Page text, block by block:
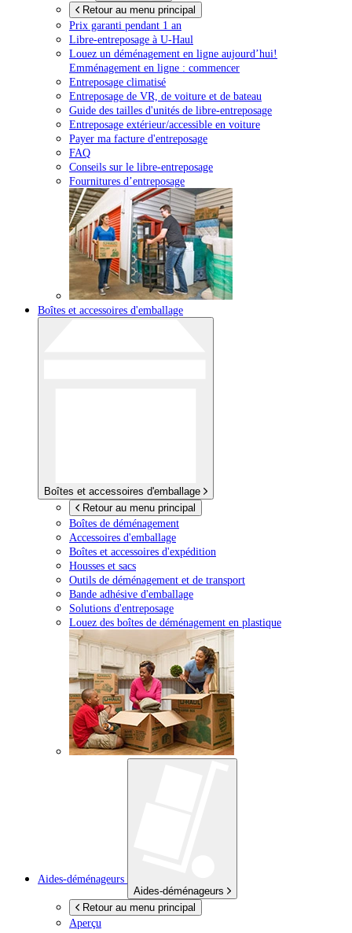
Retour au menu principal
Prix garanti pendant 1 an
Libre-entreposage à U-Haul
Louez un déménagement en ligne aujourd’hui!
Emménagement en ligne : commencer
Entreposage climatisé
Entreposage de VR, de voiture et de bateau
Guide des tailles d'unités de libre-entreposage
Entreposage extérieur/accessible en voiture
Payer ma facture d'entreposage
FAQ
Conseils sur le libre-entreposage
Fournitures d’entreposage
Boîtes et accessoires d'emballage
Boîtes et accessoires d'emballage
Retour au menu principal
Boîtes de déménagement
Accessoires d'emballage
Boîtes et accessoires d'expédition
Housses et sacs
Outils de déménagement et de transport
Bande adhésive d'emballage
Solutions d'entreposage
Louez des boîtes de déménagement en plastique
Aides-déménageurs
Aides-déménageurs
Retour au menu principal
Aperçu